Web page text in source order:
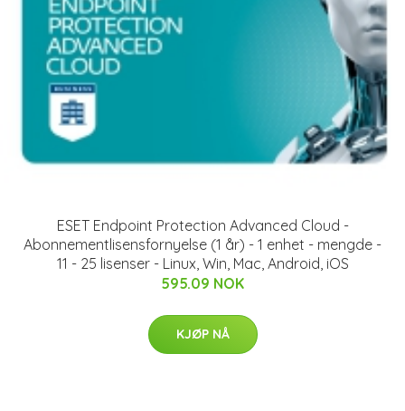
ESET Endpoint Protection Advanced Cloud -
Abonnementlisensfornyelse (1 år) - 1 enhet - mengde -
11 - 25 lisenser - Linux, Win, Mac, Android, iOS
595.09 NOK
KJØP NÅ